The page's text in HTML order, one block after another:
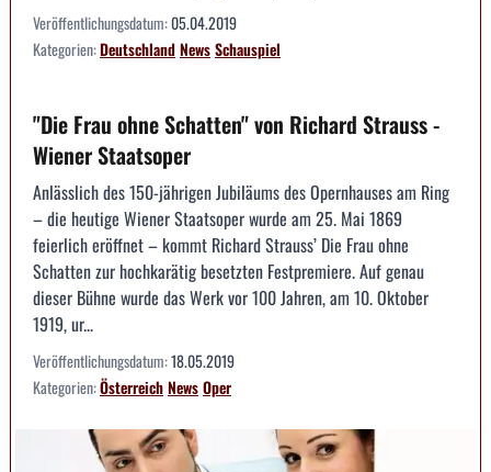
Veröffentlichungsdatum:05.04.2019
Kategorien:DeutschlandNewsSchauspiel
"Die Frau ohne Schatten" von Richard Strauss -
Wiener Staatsoper
Anlässlich des 150-jährigen Jubiläums des Opernhauses am Ring
– die heutige Wiener Staatsoper wurde am 25. Mai 1869
feierlich eröffnet – kommt Richard Strauss’ Die Frau ohne
Schatten zur hochkarätig besetzten Festpremiere. Auf genau
dieser Bühne wurde das Werk vor 100 Jahren, am 10. Oktober
1919, ur...
Veröffentlichungsdatum:18.05.2019
Kategorien:ÖsterreichNewsOper